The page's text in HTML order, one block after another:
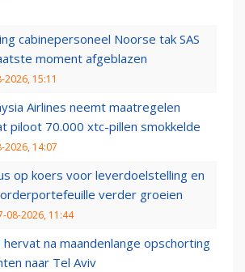
cabinepersoneel Noorse tak SAS
moment afgeblazen
2026, 15:11
Airlines neemt maatregelen
piloot 70.000 xtc-pillen smokkelde
2026, 14:07
op koers voor leverdoelstelling en
verder groeien
08-2026, 11:44
hervat na maandenlange opschorting
naar Tel Aviv